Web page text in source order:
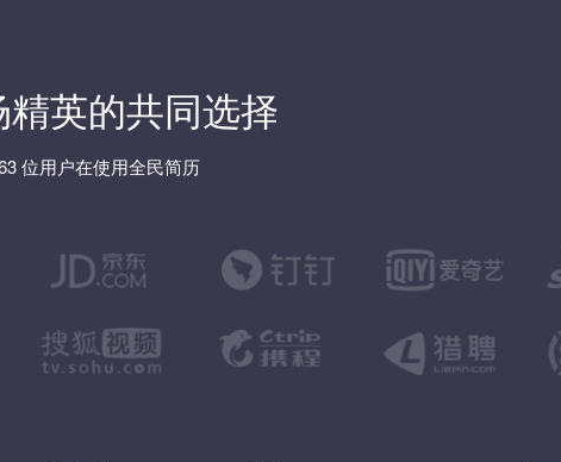
英的共同选择
位用户在使用全民简历